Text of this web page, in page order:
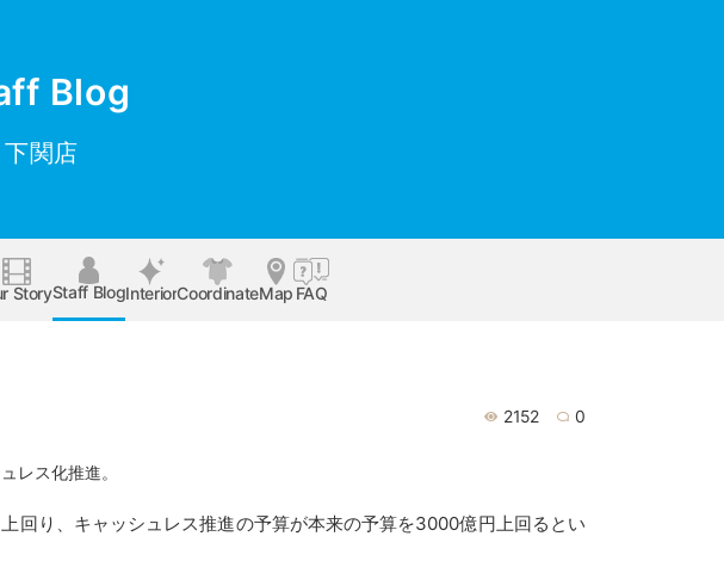
Blog
下関店
StoryStaff BlogInteriorCoordinateMap FAQ
2152 0
レス化推進。
回り、キャッシュレス推進の予算が本来の予算を3000億円上回るとい